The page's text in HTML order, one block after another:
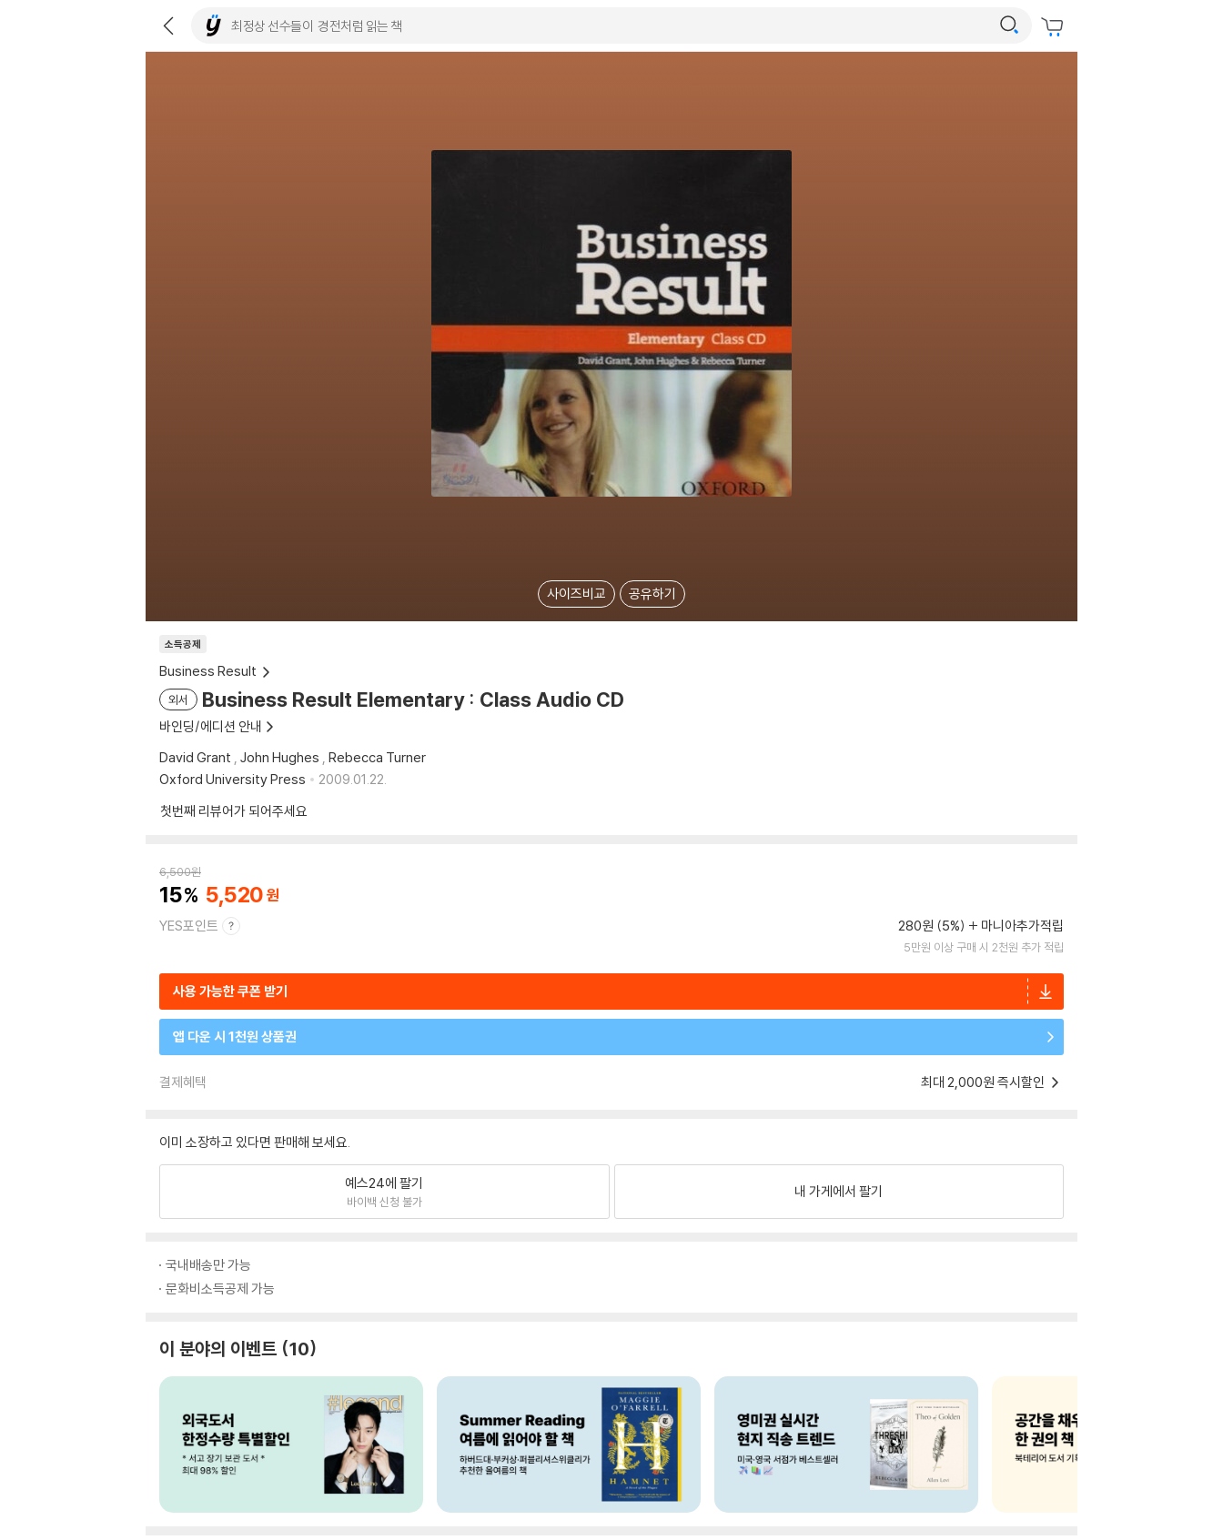
사이즈비교 공유하기
소득공제
Business Result
외서 Business Result Elementary : Class Audio CD
바인딩/에디션 안내
David Grant , John Hughes , Rebecca Turner
Oxford University Press
2009.01.22.
첫번째 리뷰어가 되어주세요
6,500원
15 5,520
YES포인트 280원 (5%) 마니아추가적립
5만원 이상 구매 시 2천원 추가 적립
사용 가능한 쿠폰 받기
앱 다운 시 1천원 상품권
결제혜택 최대 2,000원 즉시할인
이미 소장하고 있다면 판매해 보세요.
예스24에 팔기
바이백 신청 불가
내 가게에서 팔기
국내배송만 가능
문화비소득공제 가능
이 분야의 이벤트 10